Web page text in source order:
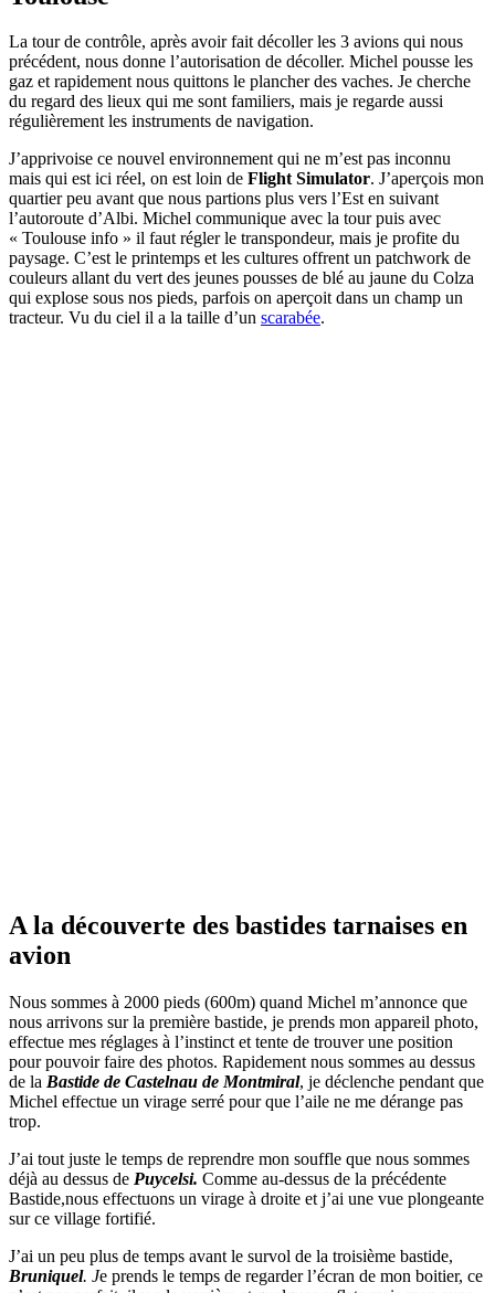
La tour de contrôle, après avoir fait décoller les 3 avions qui nous
précédent, nous donne l’autorisation de décoller. Michel pousse les
gaz et rapidement nous quittons le plancher des vaches. Je cherche
du regard des lieux qui me sont familiers, mais je regarde aussi
régulièrement les instruments de navigation.
J’apprivoise ce nouvel environnement qui ne m’est pas inconnu
mais qui est ici réel, on est loin de Flight Simulator. J’aperçois mon
quartier peu avant que nous partions plus vers l’Est en suivant
l’autoroute d’Albi. Michel communique avec la tour puis avec
« Toulouse info » il faut régler le transpondeur, mais je profite du
paysage. C’est le printemps et les cultures offrent un patchwork de
couleurs allant du vert des jeunes pousses de blé au jaune du Colza
qui explose sous nos pieds, parfois on aperçoit dans un champ un
tracteur. Vu du ciel il a la taille d’un scarabée.
A la découverte des bastides tarnaises en
avion
Nous sommes à 2000 pieds (600m) quand Michel m’annonce que
nous arrivons sur la première bastide, je prends mon appareil photo,
effectue mes réglages à l’instinct et tente de trouver une position
pour pouvoir faire des photos. Rapidement nous sommes au dessus
de la Bastide de Castelnau de Montmiral, je déclenche pendant que
Michel effectue un virage serré pour que l’aile ne me dérange pas
trop.
J’ai tout juste le temps de reprendre mon souffle que nous sommes
déjà au dessus de Puycelsi. Comme au-dessus de la précédente
Bastide,nous effectuons un virage à droite et j’ai une vue plongeante
sur ce village fortifié.
J’ai un peu plus de temps avant le survol de la troisième bastide,
Bruniquel. Je prends le temps de regarder l’écran de mon boitier, ce